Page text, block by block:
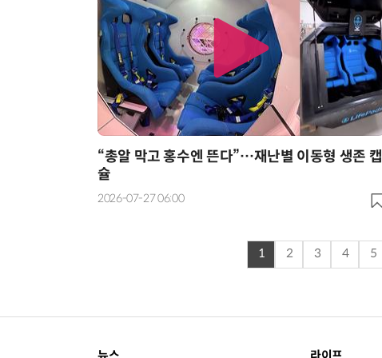
“총알 막고 홍수엔 뜬다”…재난별 이동형 생존 캡
슐
2026-07-27 06:00
1 2 3 4 5